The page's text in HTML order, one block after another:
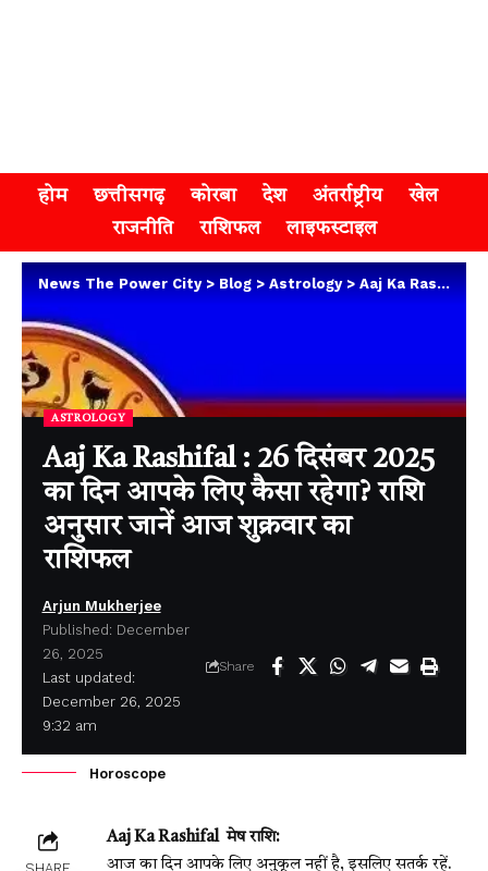
होम छत्तीसगढ़ कोरबा देश अंतर्राष्ट्रीय
खेल
राजनीति
राशिफल लाइफस्टाइल
News The Power City>Blog>Astrology>Aaj Ka Rashifal : 26 दिसंबर 2025 का दिन आपके लिए कैसा रहेगा? राशि अनुसार जानें आज शुक्रवार का राशिफल
ASTROLOGY
Aaj Ka Rashifal : 26 दिसंबर 2025
का दिन आपके लिए कैसा रहेगा? राशि
अनुसार जानें आज शुक्रवार का
राशिफल
Last updated:
December 26, 2025
9:32 am
Arjun Mukherjee
Published: December
26, 2025
Share
Horoscope
Aaj Ka Rashifal मेष राशि:
आज का दिन आपके लिए अनुकूल नहीं है, इसलिए सतर्क रहें.